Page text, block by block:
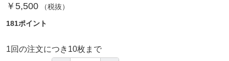
￥5,500（税抜）
181ポイント
1回の注文につき10枚まで